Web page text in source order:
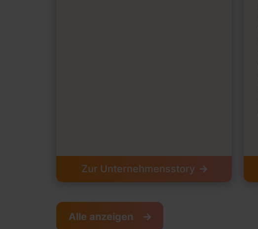
Zur Unternehmensstory
Alle anzeigen